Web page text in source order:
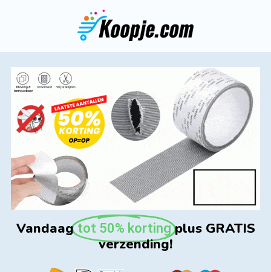
Vandaagtot 50% korting plus GRATIS
verzending!